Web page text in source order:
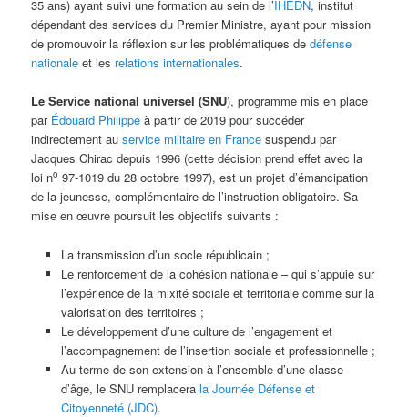
35 ans) ayant suivi une formation au sein de l’IHEDN, institut
dépendant des services du Premier Ministre, ayant pour mission
de promouvoir la réflexion sur les problématiques dedéfense
nationale et les relations internationales.
Le Service national universel (SNU), programme mis en place
par Édouard Philippe à partir de 2019 pour succéder
indirectement auservice militaire en France suspendu par
Jacques Chirac depuis 1996 (cette décision prend effet avec la
loi no 97-1019 du 28 octobre 1997), est un projet d’émancipation
de la jeunesse, complémentaire de l’instruction obligatoire. Sa
mise en œuvre poursuit les objectifs suivants :
La transmission d’un socle républicain ;
Le renforcement de la cohésion nationale – qui s’appuie sur
l’expérience de la mixité sociale et territoriale comme sur la
valorisation des territoires ;
Le développement d’une culture de l’engagement et
l’accompagnement de l’insertion sociale et professionnelle ;
Au terme de son extension à l’ensemble d’une classe
d’âge, le SNU remplacerala Journée Défense et
Citoyenneté (JDC).